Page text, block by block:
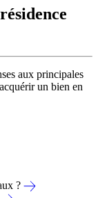
aux principales
un bien en
?